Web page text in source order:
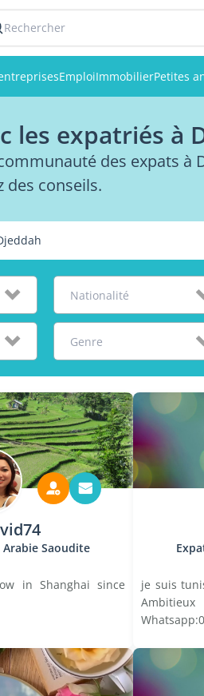
Rechercher
EmploiImmobilierPetites
les expatriés à
des expats à
des conseils.
Nationalité
Genre
Saoudite
in Shanghai since
je suis